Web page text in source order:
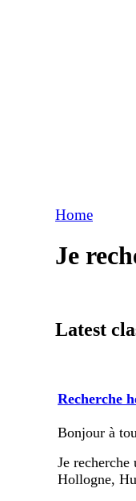
Home
Je
Latest
Recherche
Bonjour à
Je
Hollogne,